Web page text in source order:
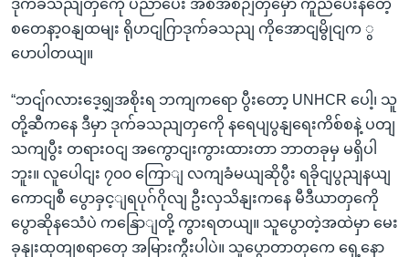
ဒုက်ခသညျတှကေို ပညာပေး အစီအစဉျတှမှော ကူညီပေးနတေဲ့
စတေနာ့ဝနျထမျး ရိုဟငျဂြာဒုက်ခသညျ ကိုအောငျမွိုငျက ွ
ပောပါတယျ။
“ဘငျ်ဂလားဒေ့ရျှအစိုးရ ဘကျကရော ပွီးတော့ UNHCR ပေါ့၊ သူ
တို့ဆီကနေ ဒီမှာ ဒုက်ခသညျတှကေို နရေပျပွနျရေးကိစ်စနဲ့ ပတျ
သကျပွီး တရားဝငျ အကွောငျးကွားထားတာ ဘာတခုမှ မရှိပါ
ဘူး။ လူပေါငျး ၇၀၀ ကြောျ လကျခံမယျဆိုပွီး ရခိုငျပွညျနယျ
ကောငျစီ ပွောခှင့ျရပုဂ်ဂိုလျ ဦးလှသိနျးကနေ မီဒီယာတှကေို
ပွောဆိုနသေံပဲ ကနြောျတို့ ကွားရတယျ။ သူပွောတဲ့အထဲမှာ မေး
ခှနျးထုတျစရာတှေ အမြားကွီးပါပဲ။ သူပွောတာတှကေ ရှေ့နော